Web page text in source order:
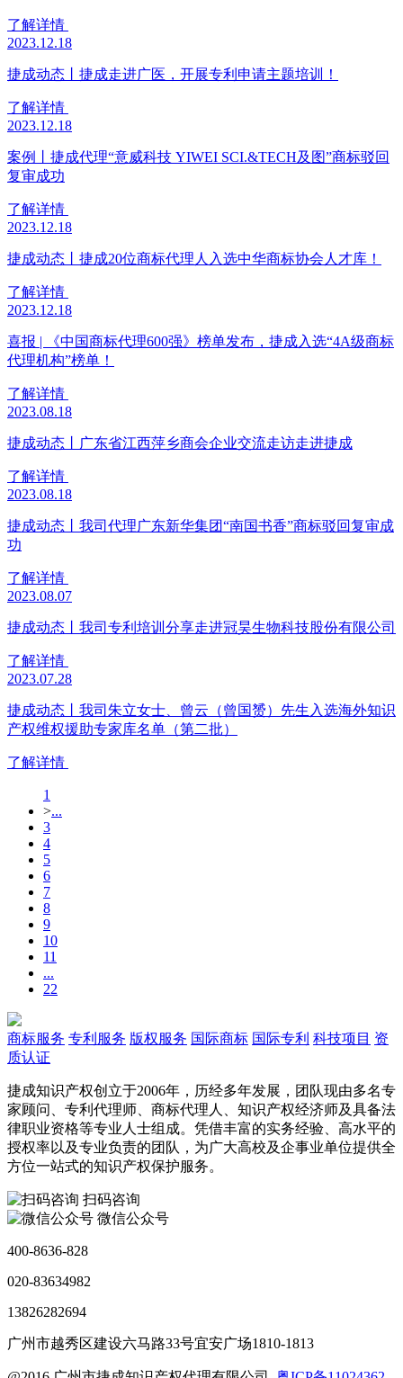
了解详情
2023.12.18
捷成动态丨捷成走进广医，开展专利申请主题培训！
了解详情
2023.12.18
案例丨捷成代理“意威科技 YIWEI SCI.&TECH及图”商标驳回
复审成功
了解详情
2023.12.18
捷成动态丨捷成20位商标代理人入选中华商标协会人才库！
了解详情
2023.12.18
喜报 | 《中国商标代理600强》榜单发布，捷成入选“4A级商标
代理机构”榜单！
了解详情
2023.08.18
捷成动态丨广东省江西萍乡商会企业交流走访走进捷成
了解详情
2023.08.18
捷成动态丨我司代理广东新华集团“南国书香”商标驳回复审成
功
了解详情
2023.08.07
捷成动态丨我司专利培训分享走进冠昊生物科技股份有限公司
了解详情
2023.07.28
捷成动态丨我司朱立女士、曾云（曾国赟）先生入选海外知识
产权维权援助专家库名单（第二批）
了解详情
1
>...
3
4
5
6
7
8
9
10
11
...
22
商标服务 专利服务 版权服务 国际商标 国际专利 科技项目 资
质认证
捷成知识产权创立于2006年，历经多年发展，团队现由多名专
家顾问、专利代理师、商标代理人、知识产权经济师及具备法
律职业资格等专业人士组成。凭借丰富的实务经验、高水平的
授权率以及专业负责的团队，为广大高校及企事业单位提供全
方位一站式的知识产权保护服务。
扫码咨询
微信公众号
400-8636-828
020-83634982
13826282694
广州市越秀区建设六马路33号宜安广场1810-1813